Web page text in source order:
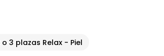
3 plazas Relax - Piel